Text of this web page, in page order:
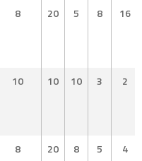
8 20 5 8 16
10 10 10 3 2
8 20 8 5 4